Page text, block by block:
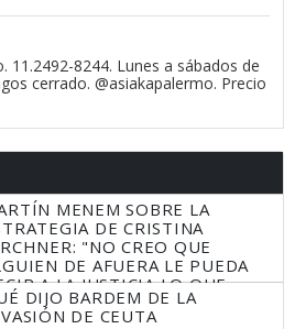
11.2492-8244. Lunes a sábados de
cerrado. @asiakapalermo. Precio
MENEM SOBRE LA
DE CRISTINA
"NO CREO QUE
DE AFUERA LE PUEDA
A LA JUSTICIA LO QUE
QUE HACER"
DIJO BARDEM DE LA
DE CEUTA